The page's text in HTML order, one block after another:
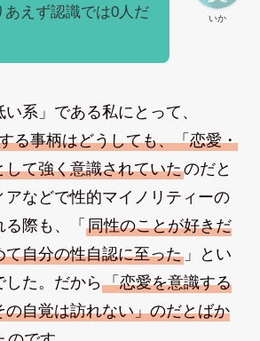
いか
あえず認識では0人だ
系」である私にとって、
る事柄はどうしても、「恋愛・
して強く意識されていたのだと
アなどで性的マイノリティーの
際も、「 同性のことが好きだ
て自分の性自認に至った」とい
した。だから「恋愛を意識する
の自覚は訪れない」のだとばか